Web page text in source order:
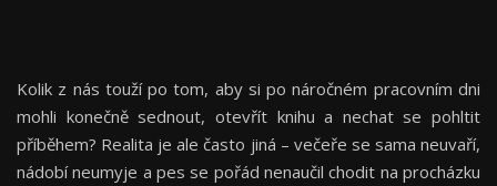
Kolik z nás touží po tom, aby si po náročném pracovním dni
mohli konečně sednout, otevřít knihu a nechat se pohltit
příběhem? Realita je ale často jiná – večeře se sama neuvaří,
nádobí neumyje a pes se pořád nenaučil chodit na procházku